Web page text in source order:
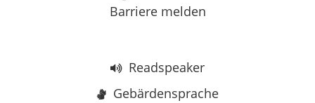
Barriere melden
Readspeaker
Gebärdensprache